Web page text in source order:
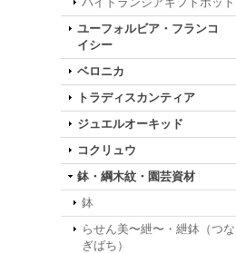
ユーフォルビア・フランコ
イシー
ベロニカ
トラディスカンティア
ジュエルオーキッド
コクリュウ
鉢・綱木紋・園芸資材
鉢
らせん美〜紲〜・紲鉢（つな
ぎばち）